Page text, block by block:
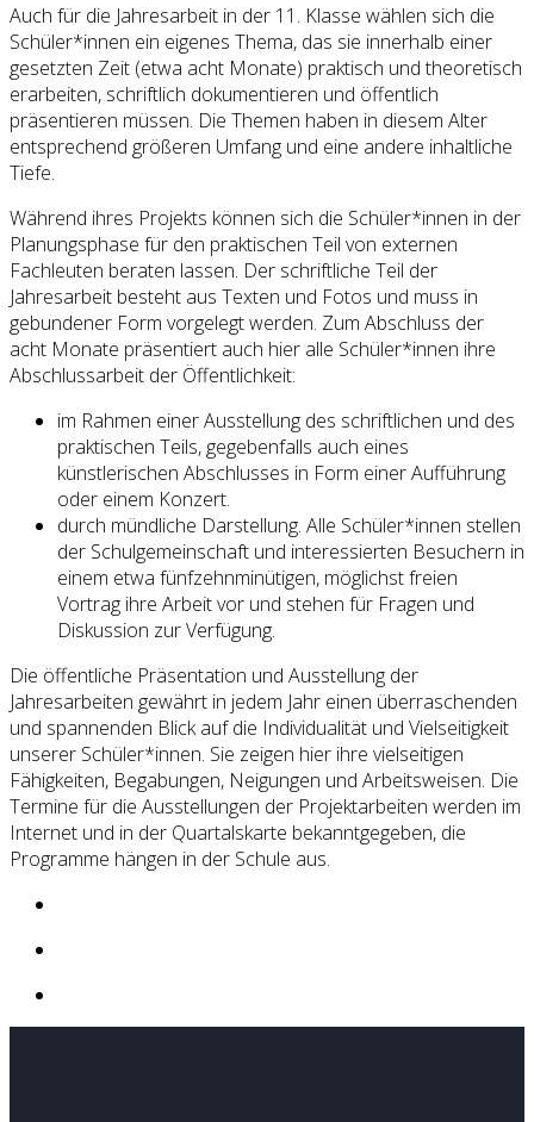
Auch für die Jahresarbeit in der 11. Klasse wählen sich die
Schüler*innen ein eigenes Thema, das sie innerhalb einer
gesetzten Zeit (etwa acht Monate) praktisch und theoretisch
erarbeiten, schriftlich dokumentieren und öffentlich
präsentieren müssen. Die Themen haben in diesem Alter
entsprechend größeren Umfang und eine andere inhaltliche
Tiefe.
Während ihres Projekts können sich die Schüler*innen in der
Planungsphase für den praktischen Teil von externen
Fachleuten beraten lassen. Der schriftliche Teil der
Jahresarbeit besteht aus Texten und Fotos und muss in
gebundener Form vorgelegt werden. Zum Abschluss der
acht Monate präsentiert auch hier alle Schüler*innen ihre
Abschlussarbeit der Öffentlichkeit:
im Rahmen einer Ausstellung des schriftlichen und des
praktischen Teils, gegebenfalls auch eines
künstlerischen Abschlusses in Form einer Aufführung
oder einem Konzert.
durch mündliche Darstellung. Alle Schüler*innen stellen
der Schulgemeinschaft und interessierten Besuchern in
einem etwa fünfzehnminütigen, möglichst freien
Vortrag ihre Arbeit vor und stehen für Fragen und
Diskussion zur Verfügung.
Die öffentliche Präsentation und Ausstellung der
Jahresarbeiten gewährt in jedem Jahr einen überraschenden
und spannenden Blick auf die Individualität und Vielseitigkeit
unserer Schüler*innen. Sie zeigen hier ihre vielseitigen
Fähigkeiten, Begabungen, Neigungen und Arbeitsweisen. Die
Termine für die Ausstellungen der Projektarbeiten werden im
Internet und in der Quartalskarte bekanntgegeben, die
Programme hängen in der Schule aus.